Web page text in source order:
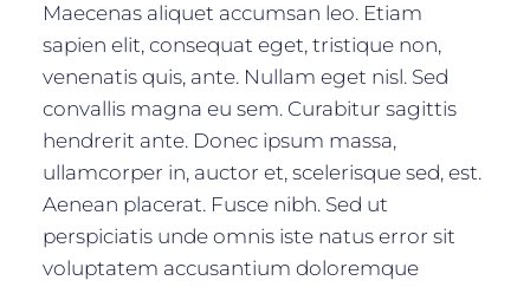
Maecenas aliquet accumsan leo. Etiam
sapien elit, consequat eget, tristique non,
venenatis quis, ante. Nullam eget nisl. Sed
convallis magna eu sem. Curabitur sagittis
hendrerit ante. Donec ipsum massa,
ullamcorper in, auctor et, scelerisque sed, est.
Aenean placerat. Fusce nibh. Sed ut
perspiciatis unde omnis iste natus error sit
voluptatem accusantium doloremque